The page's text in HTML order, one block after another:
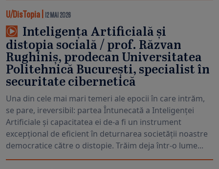
U/DisTopia 12 MAI 2026
Inteligența Artificială și
distopia socială / prof. Răzvan
Rughiniș, prodecan Universitatea
Politehnică București, specialist în
securitate cibernetică
Una din cele mai mari temeri ale epocii în care intrăm,
se pare, ireversibil: partea Întunecată a Inteligenței
Artificiale și capacitatea ei de-a fi un instrument
excepțional de eficient în deturnarea societății noastre
democratice către o distopie. Trăim deja într-o lume...